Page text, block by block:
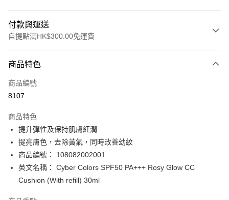
付款與運送
自提點滿HK$300.00免運費
信用卡
Apple Pay
PayMe
WeChat Pay
BoC Pay
商品特色
商品編號
8107
商品特色
提升彈性及保持肌膚紅潤
提亮膚色，去除黃氣，同時改善幼紋
商品編號： 108082002001
英文名稱： Cyber Colors SPF50 PA+++ Rosy Glow CC
Cushion (With refill) 30ml